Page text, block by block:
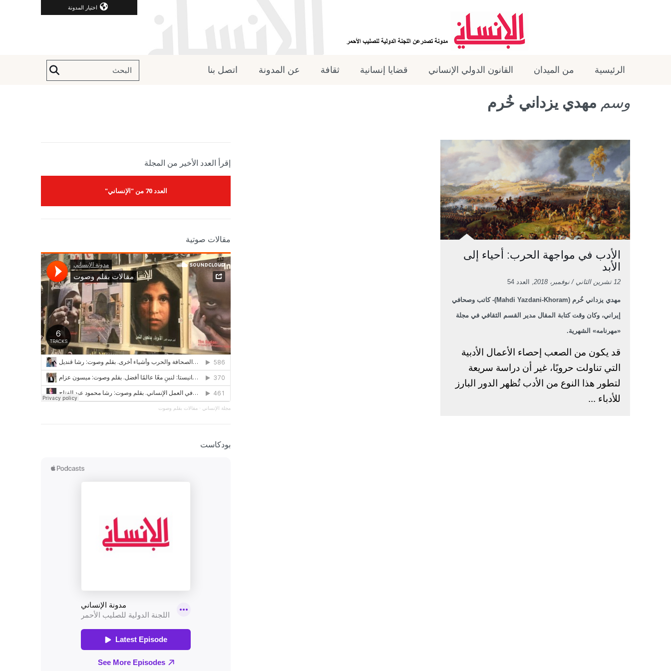
اختيار المدونة
الرئيسية من الميدان القانون الدولي الإنساني قضايا إنسانية ثقافة عن المدونة اتصل بنا
وسم مهدي يزداني خُرم
الأدب في مواجهة الحرب: أحياء إلى
الأبد
12 تشرين الثاني / نوفمبر، 2018 , العدد 54
مهدي يزداني خُرم (Mahdi Yazdani-Khoram)- كاتب وصحافي
إيراني، وكان وقت كتابة المقال مدير القسم الثقافي في مجلة
«مهرنامه» الشهرية.
قد يكون من الصعب إحصاء الأعمال الأدبية
التي تناولت حروبًا، غير أن دراسة سريعة
لتطور هذا النوع من الأدب تُظهر الدور البارز
للأدباء ...
إقرأ العدد الأخير من المجلة
العدد 70 من "الإنساني"
مقالات صوتية
مجلة الإنساني · مقالات بقلم وصوت
بودكاست